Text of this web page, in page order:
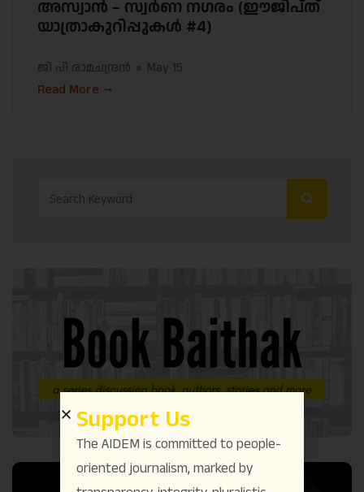
അസ്വാൻ – സ്വർണ നഗരം (ഈജിപ്ത്
യാത്രാകുറിപ്പുകൾ #4)
ജി പി രാമചന്ദ്രന്‍ May 15
Read More
Support Us
The AIDEM is committed to people-
oriented journalism, marked by